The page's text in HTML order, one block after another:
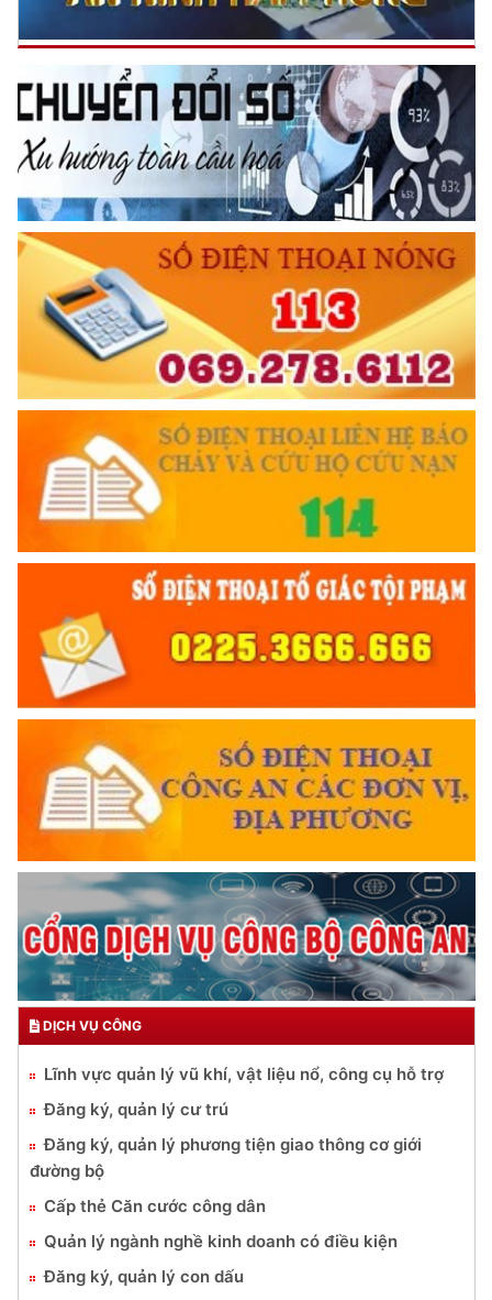
DỊCH VỤ CÔNG
Lĩnh vực quản lý vũ khí, vật liệu nổ, công cụ hỗ trợ
Đăng ký, quản lý cư trú
Đăng ký, quản lý phương tiện giao thông cơ giới
đường bộ
Cấp thẻ Căn cước công dân
Quản lý ngành nghề kinh doanh có điều kiện
Đăng ký, quản lý con dấu